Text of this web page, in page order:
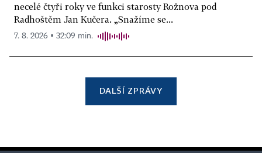
necelé čtyři roky ve funkci starosty Rožnova pod
Radhoštěm Jan Kučera. „Snažíme se...
7. 8. 2026 ▪ 32:09 min.
DALŠÍ ZPRÁVY